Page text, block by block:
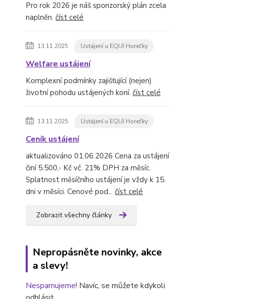
Pro rok 2026 je náš sponzorský plán zcela
naplněn. číst celé
13.11.2025 Ustájení u EQUI Horečky
Welfare ustájení
Komplexní podmínky zajišťující (nejen)
životní pohodu ustájených koní. číst celé
13.11.2025 Ustájení u EQUI Horečky
Ceník ustájení
aktualizováno 01.06.2026 Cena za ustájení
činí 5.500,- Kč vč. 21% DPH za měsíc.
Splatnost měsíčního ustájení je vždy k 15.
dni v měsíci. Cenové pod... číst celé
Zobrazit všechny články
Nepropásněte novinky, akce
a slevy!
Nespamujeme! Navíc, se můžete kdykoli